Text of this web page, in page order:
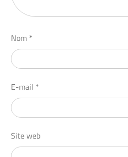
Nom *
E-mail *
Site web